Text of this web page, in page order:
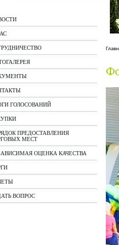
ГОЛОСОВАНИЙ
ПРЕДОСТАВЛЕНИЯ
МЕСТ
ОЦЕНКА КАЧЕСТВА
ВОПРОС